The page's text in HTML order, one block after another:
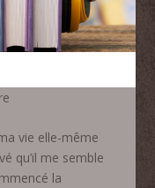
vie elle-même
qu’il me semble
la